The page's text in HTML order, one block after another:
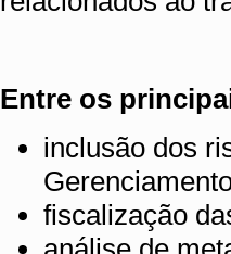
Entre os
inclusão dos
fiscalização